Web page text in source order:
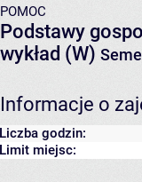
POMOC
Podstawy
wykład (W)
Informacje o
Liczba godzin:
Limit miejsc: